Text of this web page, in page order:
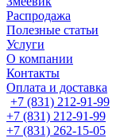
Распродажа
Полезные статьи
Услуги
О компании
Контакты
Оплата и доставка
+7 (831) 212-91-99
+7 (831) 212-91-99
+7 (831) 262-15-05